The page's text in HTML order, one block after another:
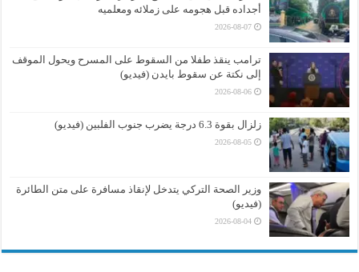
أجداده قبل هجومه على زملائه ومعلميه
2026-08-07
ترامب ينقذ طفلا من السقوط على المسرح ويحول الموقف
إلى نكتة عن سقوط بايدن (فيديو)
2026-08-06
زلزال بقوة 6.3 درجة يضرب جنوب الفلبين (فيديو)
2026-08-05
وزير الصحة التركي يتدخل لإنقاذ مسافرة على متن الطائرة
(فيديو)
2026-08-04